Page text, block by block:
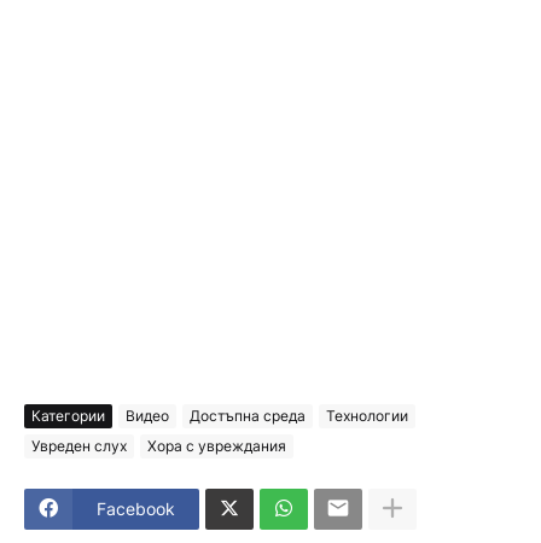
Категории Видео Достъпна среда
Технологии
Увреден слух
Хора с увреждания
Facebook